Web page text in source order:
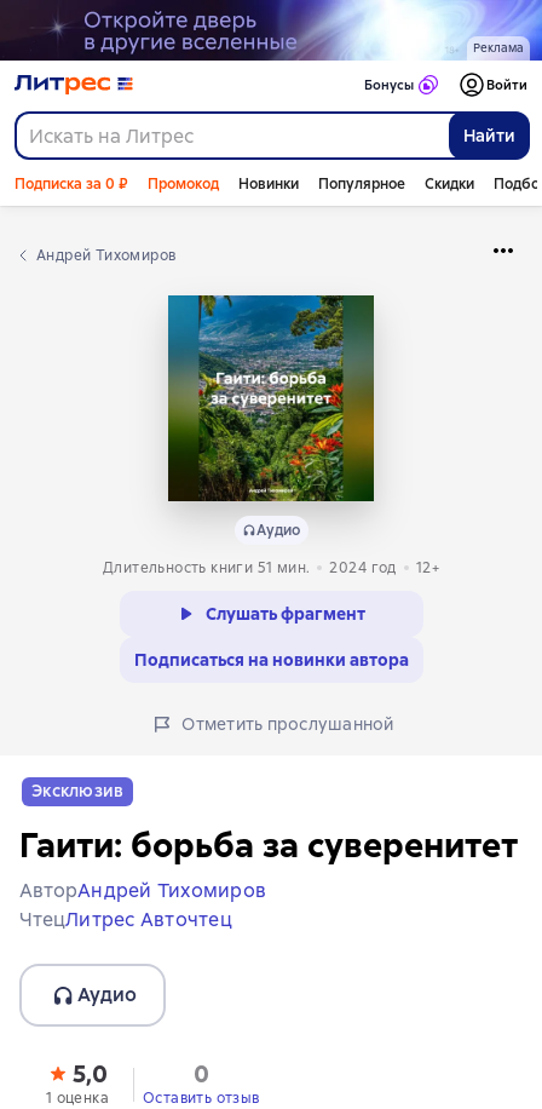
Реклама
Найти
Бонусы Войти
Подписка за 0 ₽ Промокод Новинки Популярное Скидки
Андрей Тихомиров
Аудио
Длительность книги 51 мин.
2024 год 12+
Слушать фрагмент
Подписаться на новинки автора
Отметить прослушанной
Эксклюзив
Гаити: борьба за суверенитет
АвторАндрей Тихомиров
ЧтецЛитрес Авточтец
Аудио
5,0
1 оценка
0
Оставить отзыв